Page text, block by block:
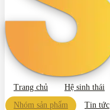
Trang chủ Hệ sinh thái
Nhóm sản phẩm
Tin tức